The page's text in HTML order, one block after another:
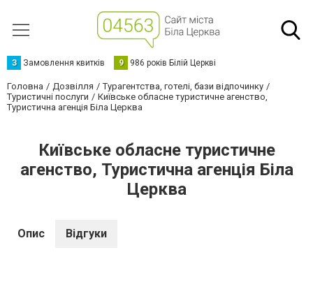
З Замовлення квитків 9 986 років Білій Церкві
Головна Дозвілля
Турагентства, готелі, бази відпочинку
Туристичні послуги
Київське обласне туристичне агенство,
Туристична агенція Біла Церква
Київське обласне туристичне
агенство, Туристична агенція Біла
Церква
Опис Відгуки